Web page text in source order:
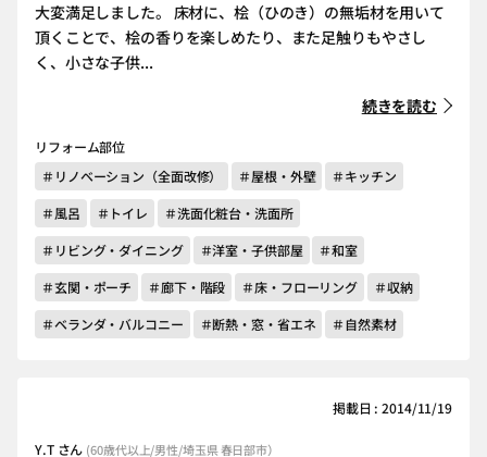
大変満足しました。 床材に、桧（ひのき）の無垢材を用いて
頂くことで、桧の香りを楽しめたり、また足触りもやさし
く、小さな子供...
続きを読む
リフォーム部位
＃リノベーション（全面改修）
＃屋根・外壁
＃キッチン
＃風呂
＃トイレ
＃洗面化粧台・洗面所
＃リビング・ダイニング
＃洋室・子供部屋
＃和室
＃玄関・ポーチ
＃廊下・階段 ＃床・フローリング
＃収納
＃ベランダ・バルコニー
＃断熱・窓・省エネ ＃自然素材
掲載日 : 2014/11/19
Y.T さん (60歳代以上/男性/埼玉県 春日部市）